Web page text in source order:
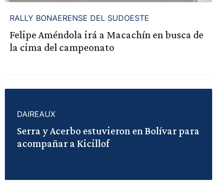
RALLY BONAERENSE DEL SUDOESTE
Felipe Améndola irá a Macachín en busca de
la cima del campeonato
DAIREAUX
Serra y Acerbo estuvieron en Bolívar para
acompañar a Kicillof